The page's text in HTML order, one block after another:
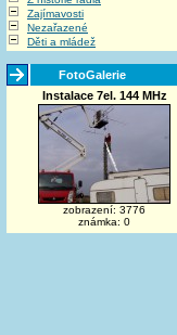
Zajímavosti
Nezařazené
Děti a mládež
FotoGalerie
Instalace 7el. 144 MHz
zobrazení: 3776
známka: 0